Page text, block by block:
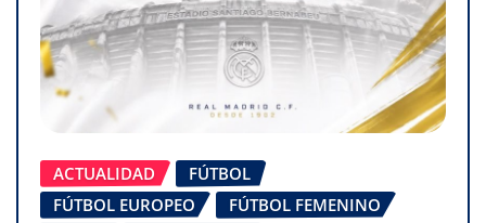
ACTUALIDAD
FÚTBOL
FÚTBOL EUROPEO
FÚTBOL FEMENINO